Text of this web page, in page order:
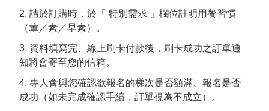
2. 請於訂購時，於「 特別需求 」欄位註明用餐習慣
（葷／素／早素）。
3. 資料填寫完、線上刷卡付款後，刷卡成功之訂單通
知將會寄至您的信箱。
4. 專人會與您確認欲報名的梯次是否額滿、報名是否
成功（如未完成確認手續，訂單視為不成立）。